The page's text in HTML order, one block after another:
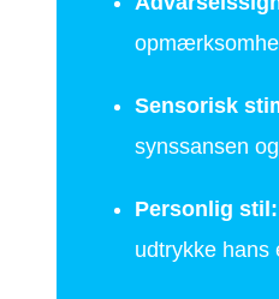
Sensorisk
synssansen
Personlig stil:
udtrykke